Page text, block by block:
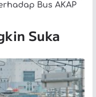
Bus AKAP
Suka